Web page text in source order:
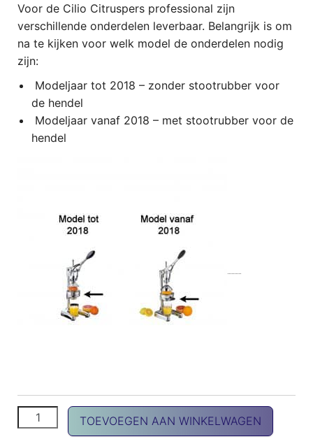
Voor de Cilio Citruspers professional zijn
verschillende onderdelen leverbaar. Belangrijk is om
na te kijken voor welk model de onderdelen nodig
zijn:
Modeljaar tot 2018 – zonder stootrubber voor
de hendel
Modeljaar vanaf 2018 – met stootrubber voor de
hendel
Pers stempel citruspers Amalfi vanaf 2018 aantal
TOEVOEGEN AAN WINKELWAGEN